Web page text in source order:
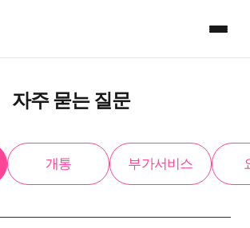
자주 묻는 질문
개통 부가서비스